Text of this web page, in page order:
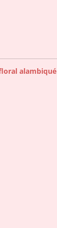
alambiqué